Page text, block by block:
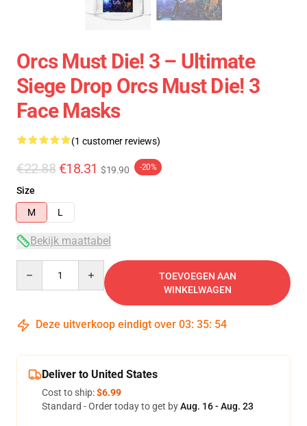
Orcs Must Die! 3 – Ultimate
Siege Drop Orcs Must Die! 3
Face Masks
(1 customer reviews)
€22.88 €18.31 $19.90 -20%
Size
M
L
Bekijk maattabel
TOEVOEGEN AAN
WINKELWAGEN
Deze uitverkoop eindigt over 03: 35: 54
Deliver to United States
Cost to ship:$6.99
Standard - Order today to get byAug. 16 - Aug. 23